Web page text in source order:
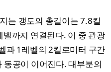
는 갱도의 총길이는 7.8킬
까지 연결된다. 이 중 관광
과 1레벨의 2킬로미터 구간
동공이 이어진다. 대부분의